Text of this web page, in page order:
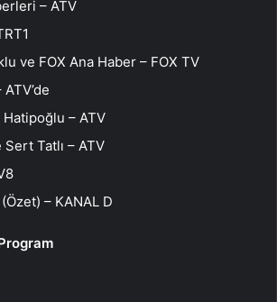
– ATV
ve FOX Ana Haber – FOX TV
– ATV
Sert Tatlı – ATV
– KANAL D